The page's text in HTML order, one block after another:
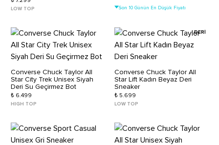
LOW TOP
Son 10 Günün En Düşük Fiyatı
Converse Chuck Taylor All
Star City Trek Unisex Siyah
Deri Su Geçirmez Bot
₺ 6.499
HIGH TOP
DERİ
Converse Chuck Taylor All
Star Lift Kadın Beyaz Deri
Sneaker
₺ 5.699
LOW TOP